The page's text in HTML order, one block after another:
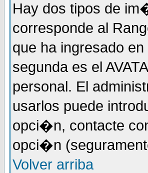
Hay dos tipos de
corresponde al
que ha ingresado
segunda es el
personal. El
usarlos puede
opci�n, contacte
opci�n
Volver arriba